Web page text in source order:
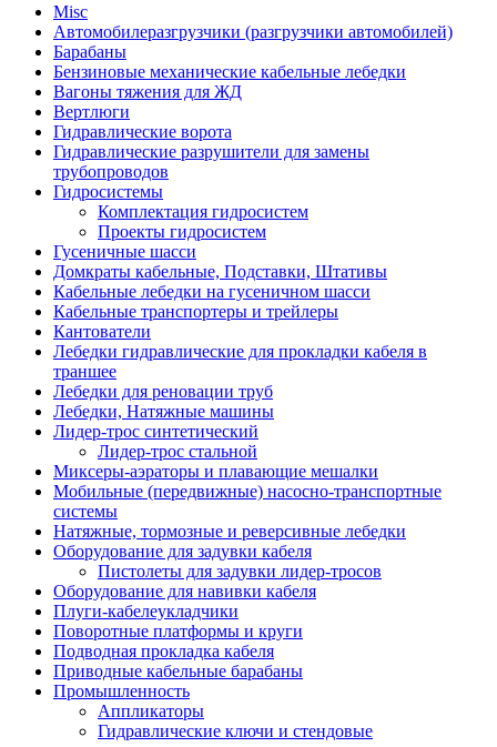
Misc
Автомобилеразгрузчики (разгрузчики автомобилей)
Барабаны
Бензиновые механические кабельные лебедки
Вагоны тяжения для ЖД
Вертлюги
Гидравлические ворота
Гидравлические разрушители для замены
трубопроводов
Гидросистемы
Комплектация гидросистем
Проекты гидросистем
Гусеничные шасси
Домкраты кабельные, Подставки, Штативы
Кабельные лебедки на гусеничном шасси
Кабельные транспортеры и трейлеры
Кантователи
Лебедки гидравлические для прокладки кабеля в
траншее
Лебедки для реновации труб
Лебедки, Натяжные машины
Лидер-трос синтетический
Лидер-трос стальной
Миксеры-аэраторы и плавающие мешалки
Мобильные (передвижные) насосно-транспортные
системы
Натяжные, тормозные и реверсивные лебедки
Оборудование для задувки кабеля
Пистолеты для задувки лидер-тросов
Оборудование для навивки кабеля
Плуги-кабелеукладчики
Поворотные платформы и круги
Подводная прокладка кабеля
Приводные кабельные барабаны
Промышленность
Аппликаторы
Гидравлические ключи и стендовые